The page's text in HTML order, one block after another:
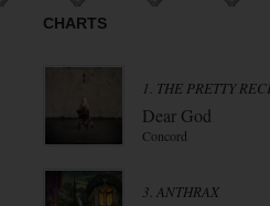
CHARTS
1. THE PRETTY
Dear God
Concord
3. ANTHRAX